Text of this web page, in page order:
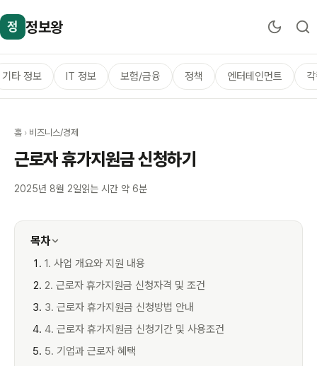
정 정보왕
기타 정보 IT 정보 보험/금융 정책 엔터테인먼트
홈 › 비즈니스/경제
근로자 휴가지원금 신청하기
2025년 8월 2일읽는 시간 약 6분
목차
1. 사업 개요와 지원 내용
2. 근로자 휴가지원금 신청자격 및 조건
3. 근로자 휴가지원금 신청방법 안내
4. 근로자 휴가지원금 신청기간 및 사용조건
5. 기업과 근로자 혜택